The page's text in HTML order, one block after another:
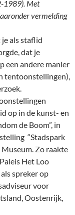
1989). Met
vermelding
als staflid
dat je
een andere manier
tentoonstellingen),
op in de kunst- en
de Boom”, in
“Stadspark
Zo raakte
Het Loo
spreker op
voor
Oostenrijk,